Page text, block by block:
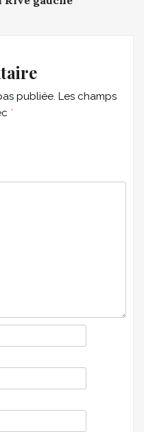
publiée. Les champs
*